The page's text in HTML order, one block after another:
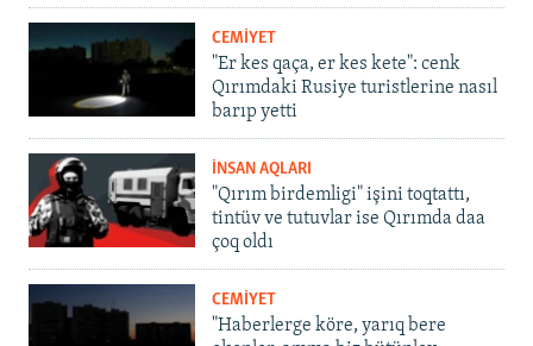
CEMİYET
"Er kes qaça, er kes kete": cenk
Qırımdaki Rusiye turistlerine nasıl
barıp yetti
İNSAN AQLARI
"Qırım birdemligi" işini toqtattı,
tintüv ve tutuvlar ise Qırımda daa
çoq oldı
CEMİYET
"Haberlerge köre, yarıq bere